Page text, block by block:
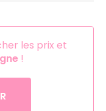
les prix et
!